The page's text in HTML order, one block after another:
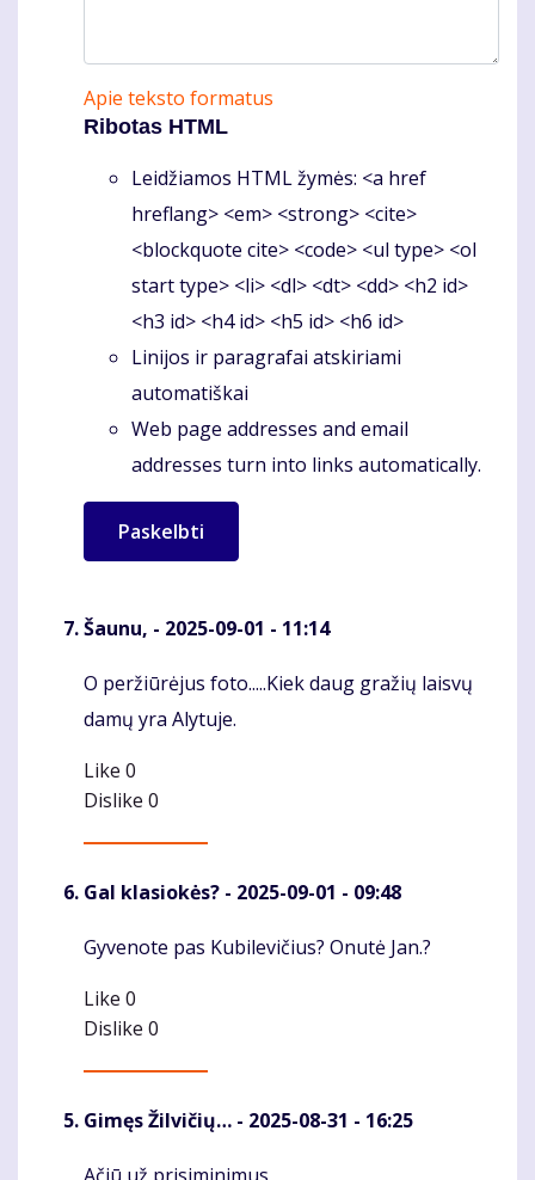
Apie teksto formatus
Ribotas HTML
Leidžiamos HTML žymės: <a href
hreflang> <em> <strong> <cite>
<blockquote cite> <code> <ul type> <ol
start type> <li> <dl> <dt> <dd> <h2 id>
<h3 id> <h4 id> <h5 id> <h6 id>
Linijos ir paragrafai atskiriami
automatiškai
Web page addresses and email
addresses turn into links automatically.
Šaunu, - 2025-09-01 - 11:14
Komentaras
O peržiūrėjus foto.....Kiek daug gražių laisvų
damų yra Alytuje.
Like 0
Dislike 0
Gal klasiokės? - 2025-09-01 - 09:48
Komentaras
Gyvenote pas Kubilevičius? Onutė Jan.?
Like 0
Dislike 0
Gimęs Žilvičių… - 2025-08-31 - 16:25